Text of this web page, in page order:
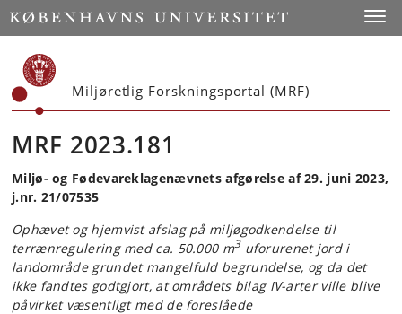
Start
Miljøretlig Forskningsportal (MRF)
MRF 2023.181
Miljø- og Fødevareklagenævnets afgørelse af 29. juni 2023,
j.nr. 21/07535
Ophævet og hjemvist afslag på miljøgodkendelse til
terrænregulering med ca. 50.000 m3uforurenet jord i
landområde grundet mangelfuld begrundelse, og da det
ikke fandtes godtgjort, at områdets bilag IV-arter ville blive
påvirket væsentligt med de foreslåede